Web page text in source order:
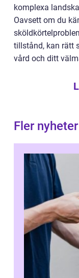
komplexa
Oavsett om du
tillstånd, kan rätt
vård och ditt
Fler nyheter